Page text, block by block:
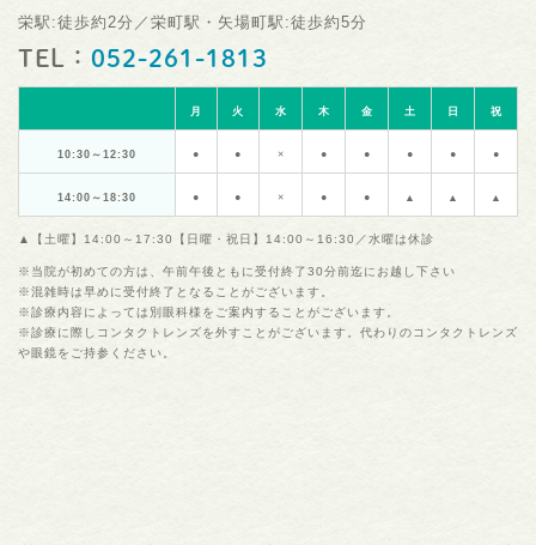
栄駅:徒歩約2分／栄町駅・矢場町駅:徒歩約5分
TEL： 052-261-1813
月 火 水 木 金 土 日 祝
10:30～12:30 ● ● × ● ● ● ● ●
14:00～18:30 ● ● × ● ● ▲ ▲ ▲
▲【土曜】14:00～17:30【日曜・祝日】14:00～16:30／水曜は休診
※当院が初めての方は、午前午後ともに受付終了30分前迄にお越し下さい
※混雑時は早めに受付終了となることがございます。
※診療内容によっては別眼科様をご案内することがございます。
※診療に際しコンタクトレンズを外すことがございます。代わりのコンタクトレンズ
や眼鏡をご持参ください。